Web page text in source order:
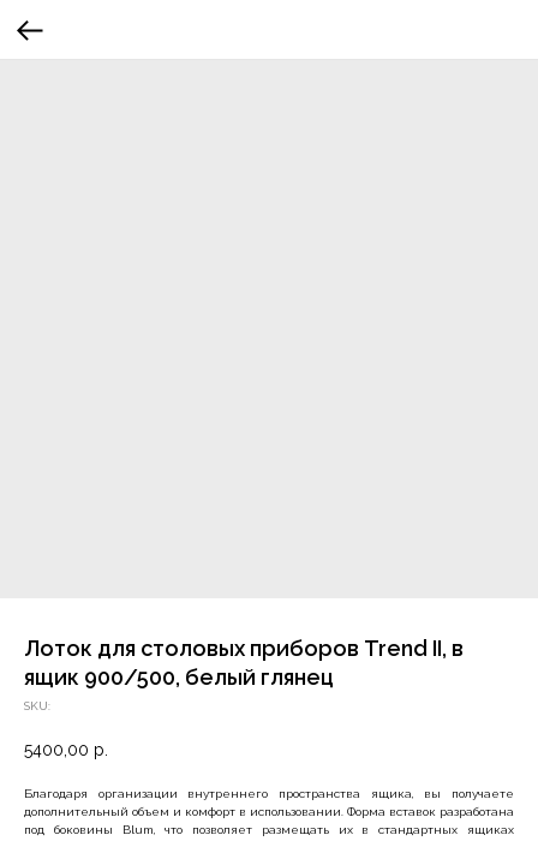
Лоток для столовых приборов Trend II, в
ящик 900/500, белый глянец
SKU:
5400,00 р.
Благодаря организации внутреннего пространства ящика, вы получаете
дополнительный объем и комфорт в использовании. Форма вставок разработана
под боковины Blum, что позволяет размещать их в стандартных ящиках